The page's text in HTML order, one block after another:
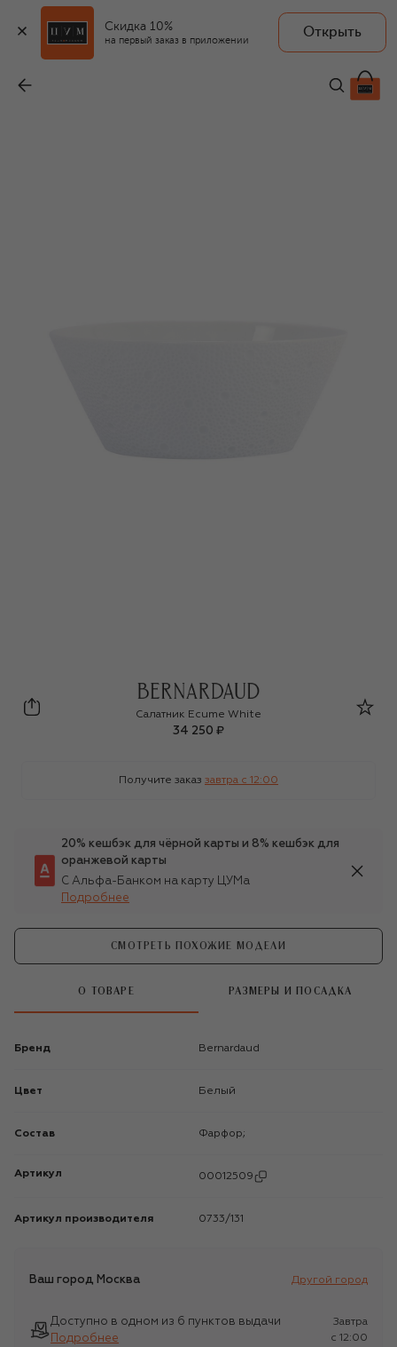
Скидка 10%
на первый заказ в приложении
Открыть
34 250 ₽
Bernardaud
Салатник Ecume White
34 250 ₽
Получите заказ завтра c 12:00
20% кешбэк для чёрной карты и 8% кешбэк для
оранжевой карты
С Альфа-Банком на карту ЦУМа
Подробнее
СМОТРЕТЬ ПОХОЖИЕ МОДЕЛИ
О ТОВАРЕ РАЗМЕРЫ И ПОСАДКА
Бренд Bernardaud
Цвет Белый
Состав Фарфор;
Артикул 00012509
Артикул производителя 0733/131
Ваш город Москва Другой город
Доступно в одном из 6 пунктов выдачи
Подробнее
Завтра
c 12:00